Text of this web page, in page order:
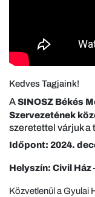
Kedves Tagjaink!
ASINOSZ Békés
Szervezetének
szeretettel várjuk a
Időpont: 2024.
Helyszín: Civil Ház
Közvetlenül a Gyulai